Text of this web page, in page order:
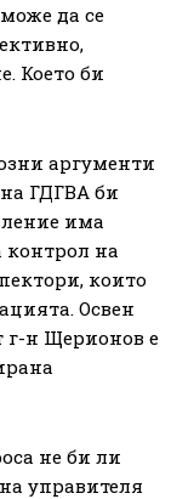
да се
Което би
аргументи
ГДГВА би
има
контрол на
които
Освен
г-н Щерионов е
не би ли
управителя